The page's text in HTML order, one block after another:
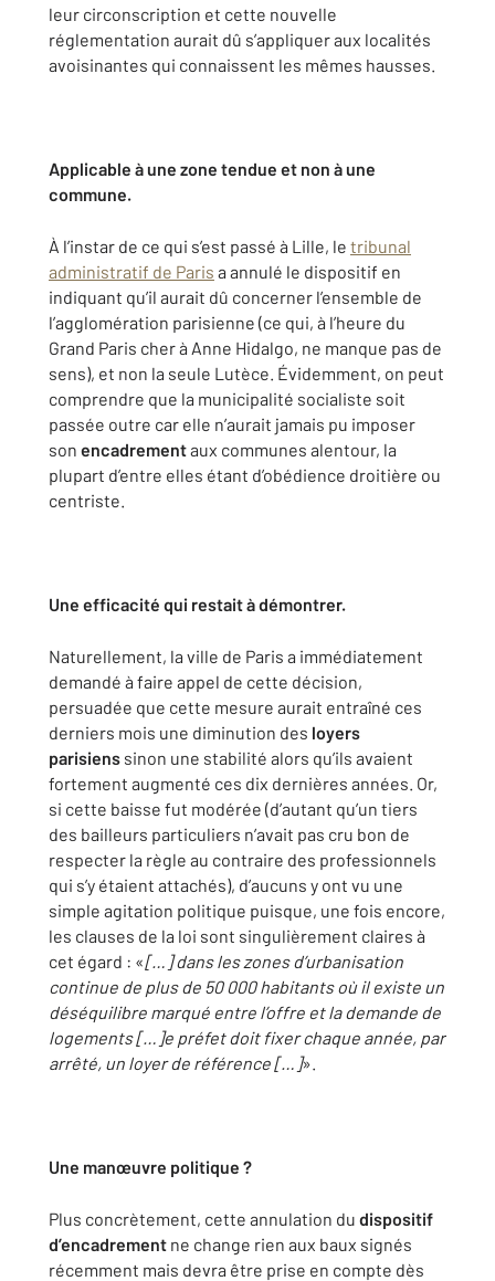
leur circonscription et cette nouvelle
réglementation aurait dû s’appliquer aux localités
avoisinantes qui connaissent les mêmes hausses.
Applicable à une zone tendue et non à une
commune.
À l’instar de ce qui s’est passé à Lille, le tribunal
administratif de Paris a annulé le dispositif en
indiquant qu’il aurait dû concerner l’ensemble de
l’agglomération parisienne (ce qui, à l’heure du
Grand Paris cher à Anne Hidalgo, ne manque pas de
sens), et non la seule Lutèce. Évidemment, on peut
comprendre que la municipalité socialiste soit
passée outre car elle n’aurait jamais pu imposer
son encadrementaux communes alentour, la
plupart d’entre elles étant d’obédience droitière ou
centriste.
Une efficacité qui restait à démontrer.
Naturellement, la ville de Paris a immédiatement
demandé à faire appel de cette décision,
persuadée que cette mesure aurait entraîné ces
derniers mois une diminution des loyers
parisiens sinon une stabilité alors qu’ils avaient
fortement augmenté ces dix dernières années. Or,
si cette baisse fut modérée (d’autant qu’un tiers
des bailleurs particuliers n’avait pas cru bon de
respecter la règle au contraire des professionnels
qui s’y étaient attachés), d’aucuns y ont vu une
simple agitation politique puisque, une fois encore,
les clauses de la loi sont singulièrement claires à
cet égard : «[…] dans les zones d’urbanisation
continue de plus de 50 000 habitants où il existe un
déséquilibre marqué entre l’offre et la demande de
logements […]e préfet doit fixer chaque année, par
arrêté, un loyer de référence […]».
Une manœuvre politique ?
Plus concrètement, cette annulation du dispositif
d’encadrement ne change rien aux baux signés
récemment mais devra être prise en compte dès